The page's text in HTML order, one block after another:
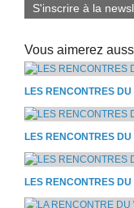
S'inscrire à la
Vous aimerez
LES RENCONTRES
LES RENCONTRES
LES RENCONTRES